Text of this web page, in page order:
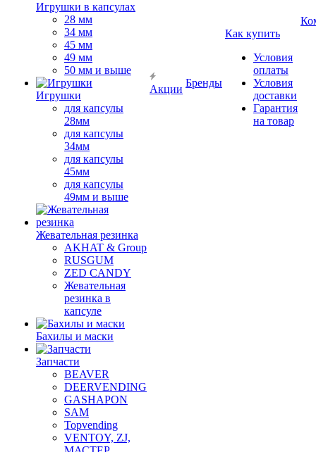
Игрушки в капсулах
28 мм
34 мм
45 мм
49 мм
50 мм и выше
Игрушки
для капсулы
28мм
для капсулы
34мм
для капсулы
45мм
для капсулы
49мм и выше
Жевательная резинка
AKHAT & Group
RUSGUM
ZED CANDY
Жевательная
резинка в
капсуле
Бахилы и маски
Запчасти
BEAVER
DEERVENDING
GASHAPON
SAM
Topvending
VENTOY, ZJ,
Акции
Бренды
Как купить
Условия
оплаты
Условия
доставки
Гарантия
на товар